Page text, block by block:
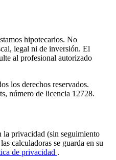
hipotecarios. No
legal ni de inversión. El
al profesional autorizado
los derechos reservados.
número de licencia 12728.
la privacidad (sin seguimiento
calculadoras se guarda en su
de privacidad .